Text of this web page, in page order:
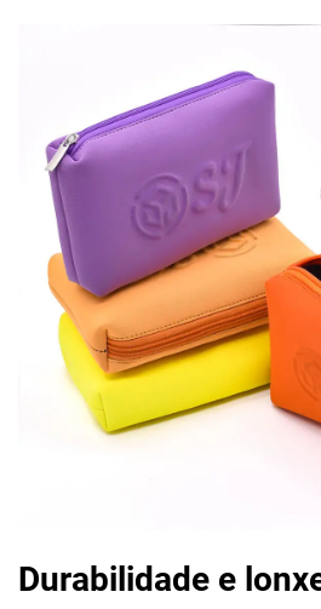
Durabilidade e